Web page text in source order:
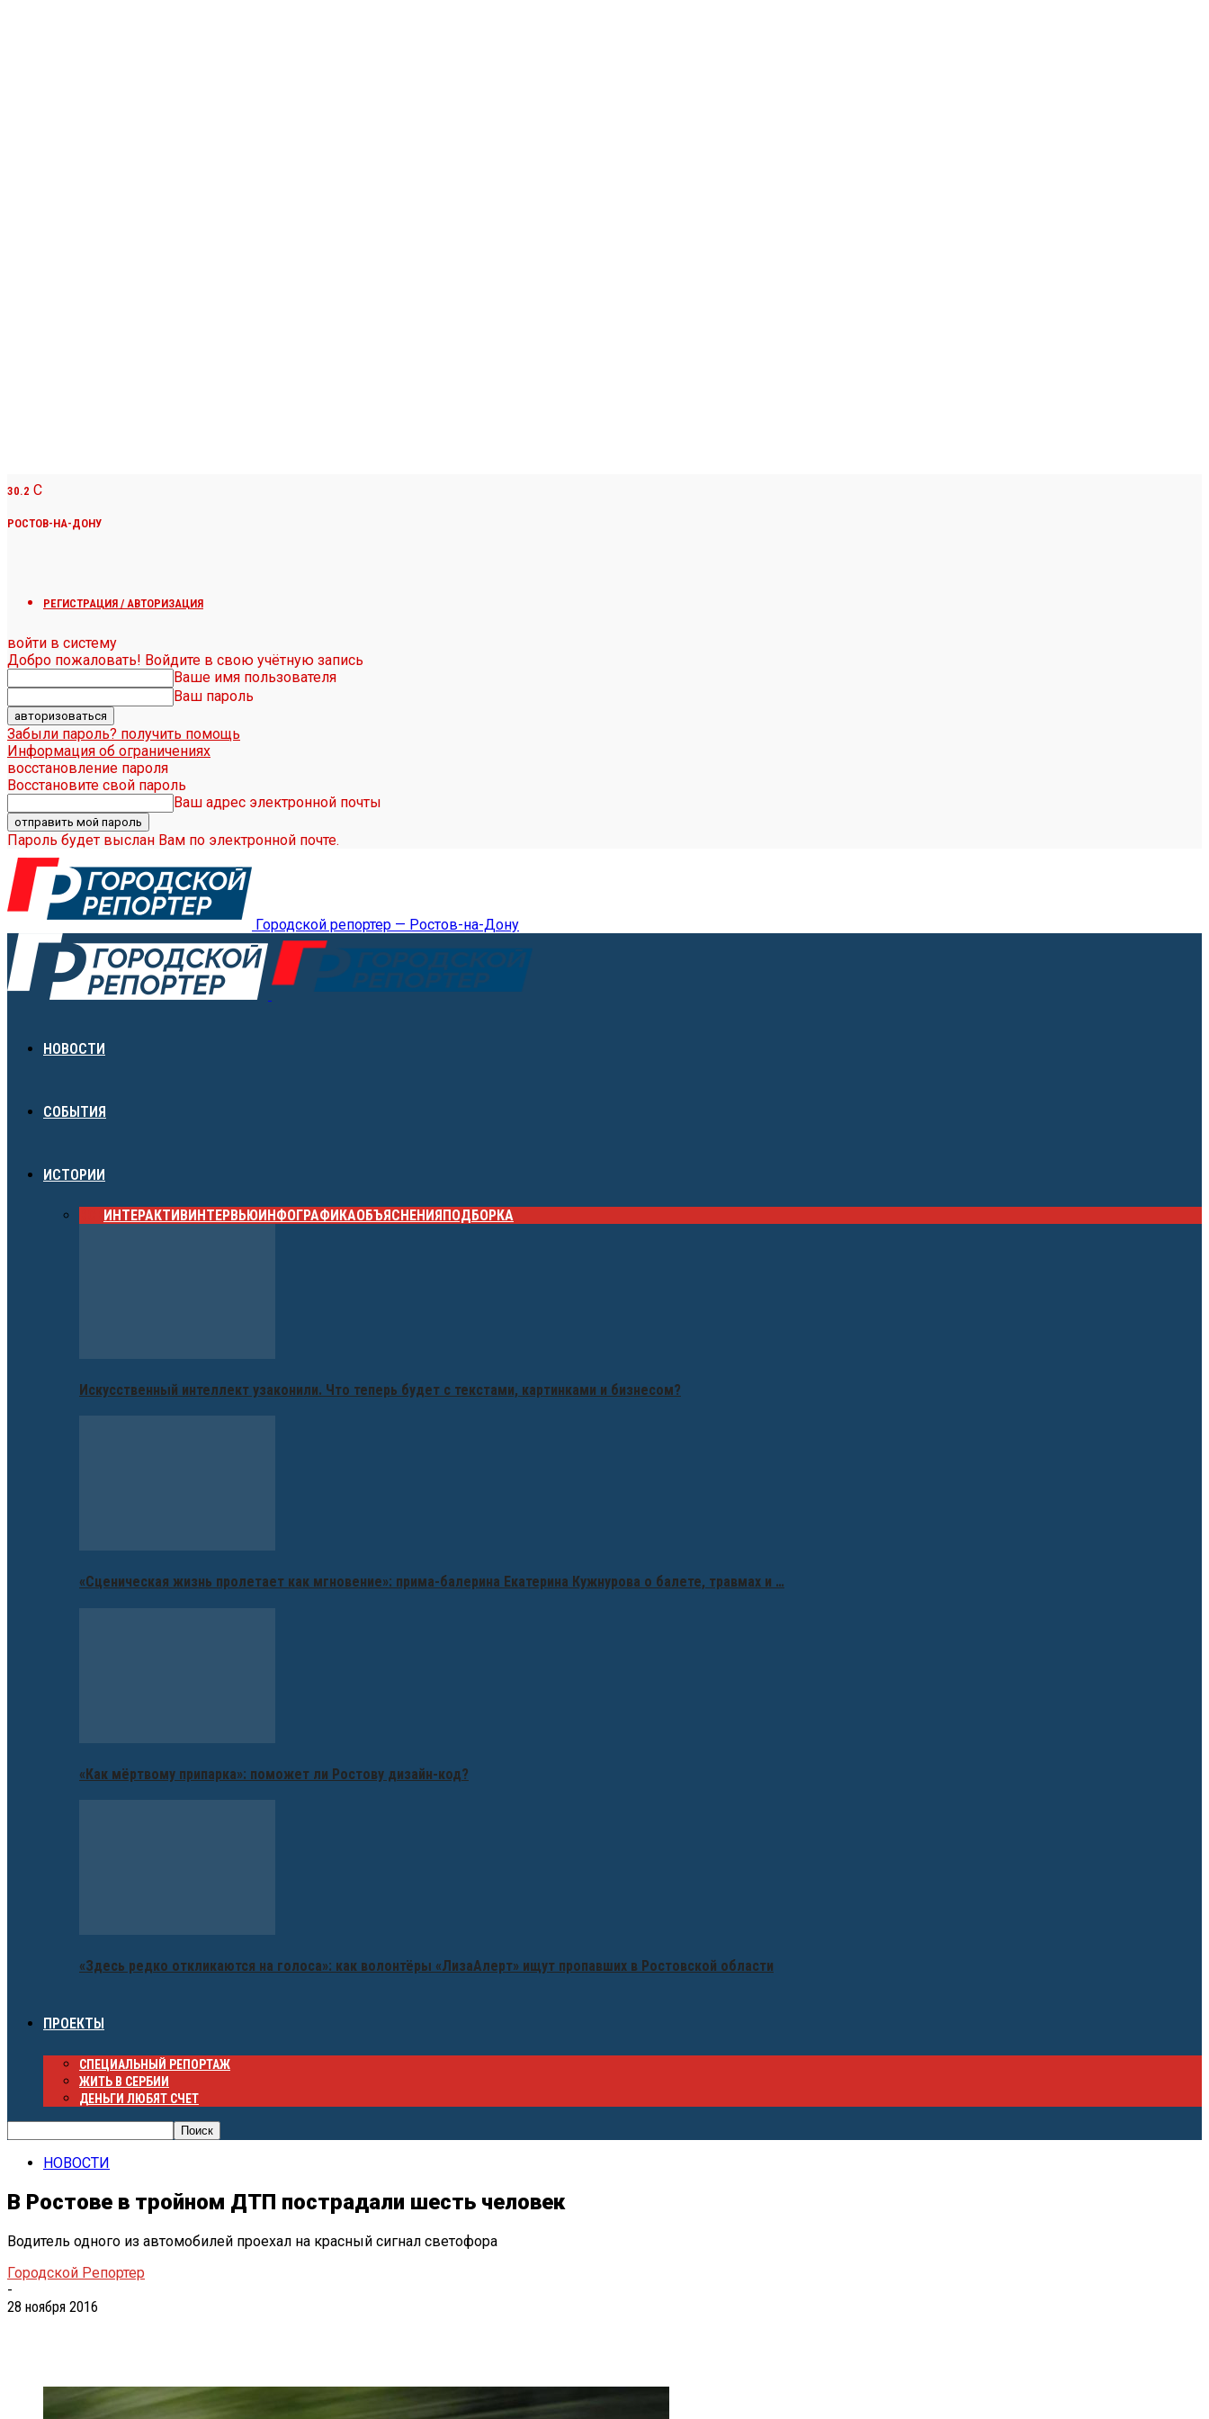
30.2 C
РОСТОВ-НА-ДОНУ
РЕГИСТРАЦИЯ / АВТОРИЗАЦИЯ
войти в систему
Добро пожаловать! Войдите в свою учётную запись
Ваше имя пользователя
Ваш пароль
Забыли пароль? получить помощь
Информация об ограничениях
восстановление пароля
Восстановите свой пароль
Ваш адрес электронной почты
Пароль будет выслан Вам по электронной почте.
Городской репортер — Ростов-на-Дону
НОВОСТИ
СОБЫТИЯ
ИСТОРИИ
ИНТЕРАКТИВИНТЕРВЬЮИНФОГРАФИКАОБЪЯСНЕНИЯПОДБОРКА
Искусственный интеллект узаконили. Что теперь будет с текстами, картинками и бизнесом?
«Сценическая жизнь пролетает как мгновение»: прима-балерина Екатерина Кужнурова о балете, травмах и …
«Как мёртвому припарка»: поможет ли Ростову дизайн-код?
«Здесь редко откликаются на голоса»: как волонтёры «ЛизаАлерт» ищут пропавших в Ростовской области
ПРОЕКТЫ
СПЕЦИАЛЬНЫЙ РЕПОРТАЖ
ЖИТЬ В СЕРБИИ
ДЕНЬГИ ЛЮБЯТ СЧЕТ
НОВОСТИ
В Ростове в тройном ДТП пострадали шесть человек
Водитель одного из автомобилей проехал на красный сигнал светофора
Городской Репортер
-
28 ноября 2016